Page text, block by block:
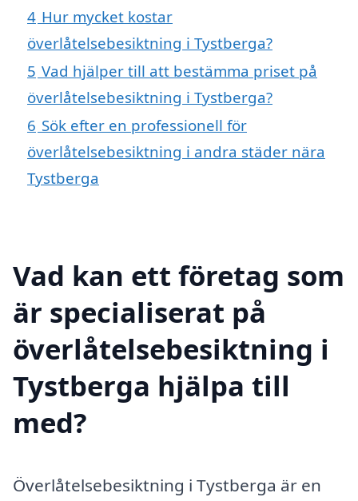
4 Hur mycket kostar
överlåtelsebesiktning i Tystberga?
5 Vad hjälper till att bestämma priset på
överlåtelsebesiktning i Tystberga?
6 Sök efter en professionell för
överlåtelsebesiktning i andra städer nära
Tystberga
Vad kan ett företag som
är specialiserat på
överlåtelsebesiktning i
Tystberga hjälpa till
med?
Överlåtelsebesiktning i Tystberga är en